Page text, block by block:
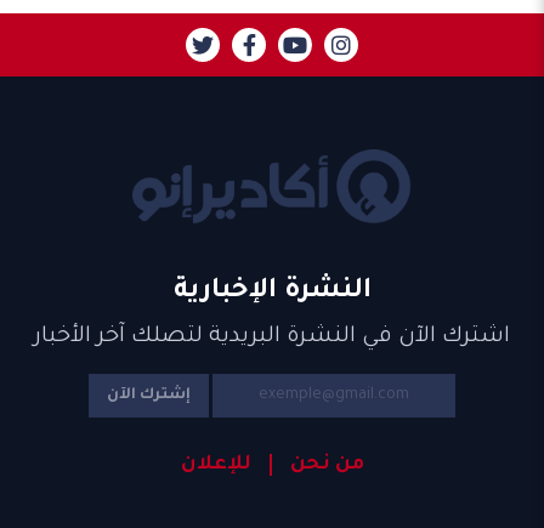
النشرة الإخبارية
اشترك الآن في النشرة البريدية لتصلك آخر الأخبار
إشترك الآن
من نحن للإعلان